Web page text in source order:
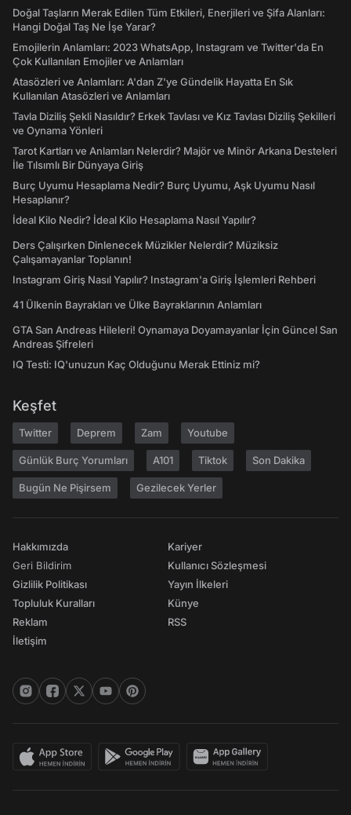
Doğal Taşların Merak Edilen Tüm Etkileri, Enerjileri ve Şifa Alanları:
Hangi Doğal Taş Ne İşe Yarar?
Emojilerin Anlamları: 2023 WhatsApp, Instagram ve Twitter'da En
Çok Kullanılan Emojiler ve Anlamları
Atasözleri ve Anlamları: A'dan Z'ye Gündelik Hayatta En Sık
Kullanılan Atasözleri ve Anlamları
Tavla Diziliş Şekli Nasıldır? Erkek Tavlası ve Kız Tavlası Diziliş Şekilleri
ve Oynama Yönleri
Tarot Kartları ve Anlamları Nelerdir? Majör ve Minör Arkana Desteleri
İle Tılsımlı Bir Dünyaya Giriş
Burç Uyumu Hesaplama Nedir? Burç Uyumu, Aşk Uyumu Nasıl
Hesaplanır?
İdeal Kilo Nedir? İdeal Kilo Hesaplama Nasıl Yapılır?
Ders Çalışırken Dinlenecek Müzikler Nelerdir? Müziksiz
Çalışamayanlar Toplanın!
Instagram Giriş Nasıl Yapılır? Instagram'a Giriş İşlemleri Rehberi
41 Ülkenin Bayrakları ve Ülke Bayraklarının Anlamları
GTA San Andreas Hileleri! Oynamaya Doyamayanlar İçin Güncel San
Andreas Şifreleri
IQ Testi: IQ'unuzun Kaç Olduğunu Merak Ettiniz mi?
Keşfet
Twitter Deprem Zam Youtube
Günlük Burç Yorumları A101 Tiktok Son Dakika
Bugün Ne Pişirsem Gezilecek Yerler
Hakkımızda
Geri Bildirim
Gizlilik Politikası
Topluluk Kuralları
Reklam
İletişim
Kariyer
Kullanıcı Sözleşmesi
Yayın İlkeleri
Künye
RSS